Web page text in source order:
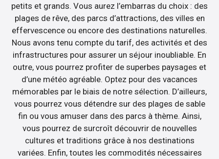
petits et grands. Vous aurez l’embarras du choix : des
plages de rêve, des parcs d’attractions, des villes en
effervescence ou encore des destinations naturelles.
Nous avons tenu compte du tarif, des activités et des
infrastructures pour assurer un séjour inoubliable. En
outre, vous pourrez profiter de superbes paysages et
d’une météo agréable. Optez pour des vacances
mémorables par le biais de notre sélection. D’ailleurs,
vous pourrez vous détendre sur des plages de sable
fin ou vous amuser dans des parcs à thème. Ainsi,
vous pourrez de surcroît découvrir de nouvelles
cultures et traditions grâce à nos destinations
variées. Enfin, toutes les commodités nécessaires